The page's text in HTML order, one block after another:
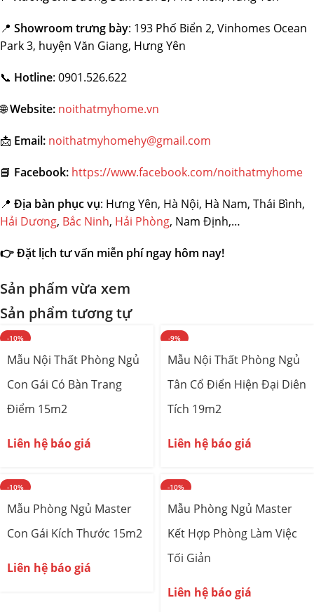
📍 Showroom trưng bày: 193 Phố Biển 2, Vinhomes Ocean
Park 3, huyện Văn Giang, Hưng Yên
📞 Hotline: 0901.526.622
🌐Website: noithatmyhome.vn
📩 Email: noithatmyhomehy@gmail.com
📘 Facebook: https://www.facebook.com/noithatmyhome
📍 Địa bàn phục vụ: Hưng Yên, Hà Nội, Hà Nam, Thái Bình,
Hải Dương, Bắc Ninh, Hải Phòng, Nam Định,…
👉Đặt lịch tư vấn miễn phí ngay hôm nay!
Sản phẩm vừa xem
Sản phẩm tương tự
-10%
Mẫu Nội Thất Phòng Ngủ
Con Gái Có Bàn Trang
Điểm 15m2
Liên hệ báo giá
-9%
Mẫu Nội Thất Phòng Ngủ
Tân Cổ Điển Hiện Đại Diên
Tích 19m2
Liên hệ báo giá
-10%
Mẫu Phòng Ngủ Master
Con Gái Kích Thước 15m2
Liên hệ báo giá
-10%
Mẫu Phòng Ngủ Master
Kết Hợp Phòng Làm Việc
Tối Giản
Liên hệ báo giá